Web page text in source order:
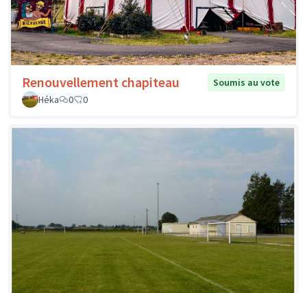
Renouvellement chapiteau
Soumis au vote
Héka
0 0